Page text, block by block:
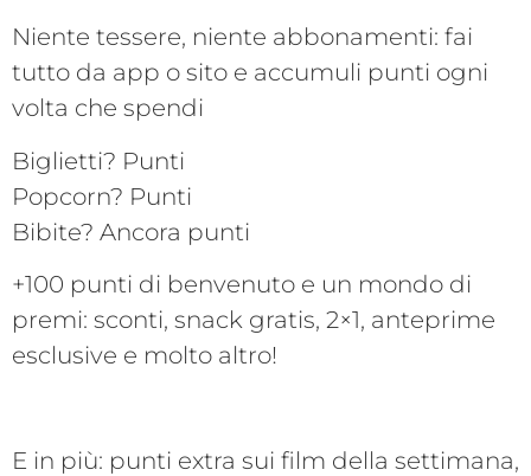
Niente tessere, niente abbonamenti: fai
tutto da app o sito e accumuli punti ogni
volta che spendi
Biglietti? Punti
Popcorn? Punti
Bibite? Ancora punti
+100 punti di benvenuto e un mondo di
premi: sconti, snack gratis, 2×1, anteprime
esclusive e molto altro!
E in più: punti extra sui film della settimana,